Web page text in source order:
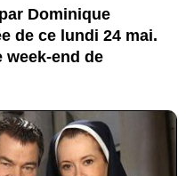
Dominique
de ce lundi 24 mai.
week-end de